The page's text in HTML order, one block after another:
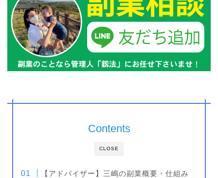
CLOSE
Contents
【アドバイザー】三嶋の副業概要・仕組み